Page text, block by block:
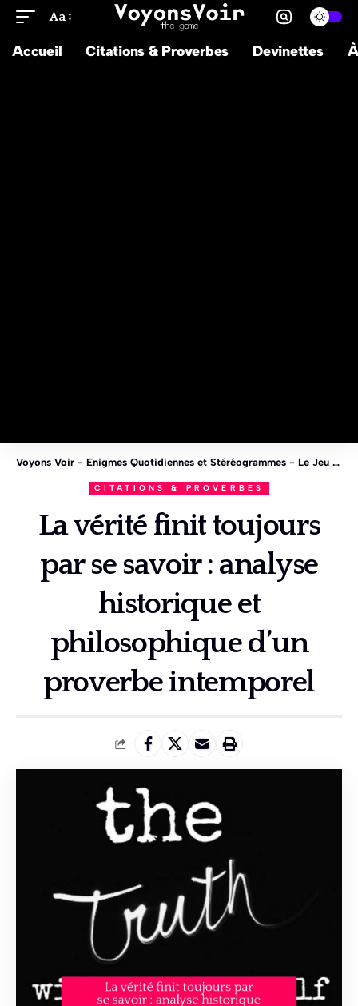
Aa
Accueil Citations & Proverbes Devinettes
Voyons Voir - Enigmes Quotidiennes et Stéréogrammes - Le Jeu des 1%
CITATIONS & PROVERBES
La vérité finit toujours
par se savoir : analyse
historique et
philosophique d’un
proverbe intemporel